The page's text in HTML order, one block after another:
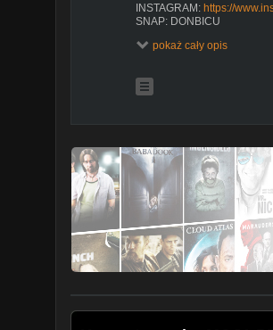
INSTAGRAM: https://
SNAP: DONBICU
CHCESZ WIĘCEJ?
pokaż cały opis